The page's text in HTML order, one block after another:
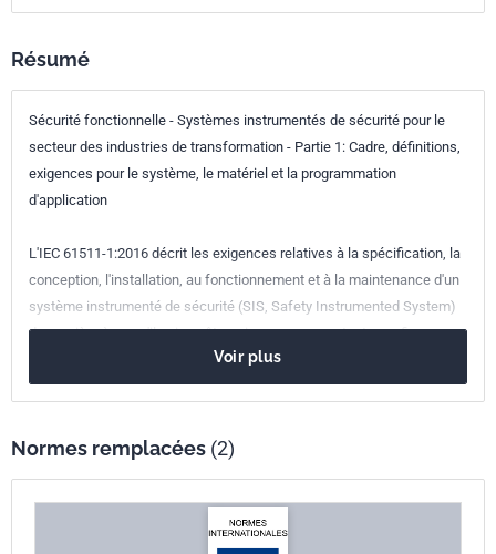
Référence
Codes ICS
13.110Sécurité des machines
Résumé
Sécurité fonctionnelle - Systèmes instrumentés de sécurité pour le
secteur des industries de transformation - Partie 1: Cadre, définitions,
exigences pour le système, le matériel et la programmation
d'application
L'IEC 61511-1:2016 décrit les exigences relatives à la spécification, la
conception, l'installation, au fonctionnement et à la maintenance d'un
système instrumenté de sécurité (SIS, Safety Instrumented System)
de manière à ce qu'il puisse être mis en oeuvre en toute confiance
pour établir ou maintenir le processus dans un état de sécurité
convenable. L'IEC 61511-1 a été conçue pour être une mise en oeuvre
Le contenu du corrigendum de septembre 2016 a été pris en
Voir plus
Normes remplacées (2)